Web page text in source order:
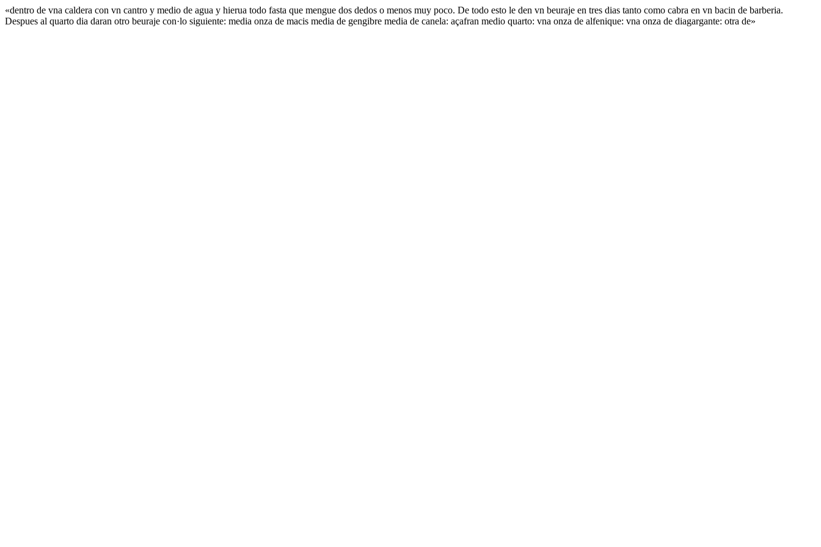
«dentro de vna caldera con vn cantro y medio de agua y hierua todo fasta que mengue dos dedos o menos muy poco. De todo esto le den vn beuraje en tres dias tanto como cabra en vn bacin de barberia.
Despues al quarto dia daran otro beuraje con·lo siguiente: media onza de macis media de gengibre media de canela: açafran medio quarto: vna onza de alfenique: vna onza de diagargante: otra de»